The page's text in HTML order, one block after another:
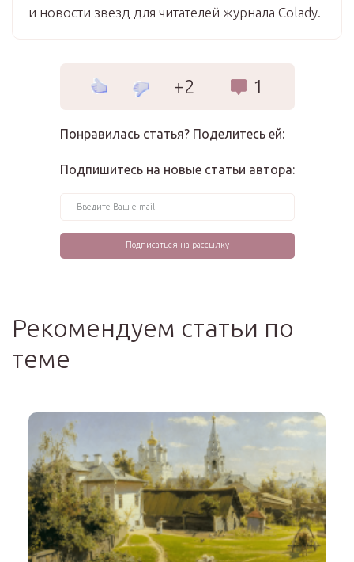
и новости звезд для читателей журнала Colady.
+2 1
Понравилась статья? Поделитесь ей:
Подпишитесь на новые статьи автора:
Рекомендуем статьи по
теме